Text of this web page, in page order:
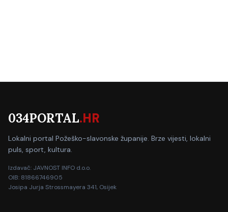
034PORTAL.HR
Lokalni portal Požeško-slavonske županije. Brze vijesti, lokalni
puls, sport, kultura.
Izdavač: JAVNOST INFO d.o.o.
OIB: 81866746905
Josipa Jurja Strossmayera 341, Osijek